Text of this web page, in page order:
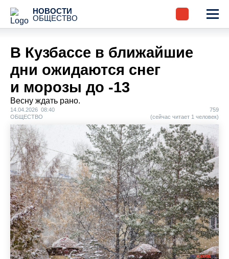
НОВОСТИ
ОБЩЕСТВО
В Кузбассе в ближайшие
дни ожидаются снег
и морозы до -13
Весну ждать рано.
14.04.2026 08:40
ОБЩЕСТВО
759
(сейчас читает 1 человек)